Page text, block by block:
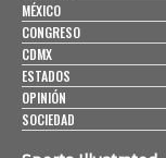
MÉXICO
CONGRESO
CDMX
ESTADOS
OPINIÓN
SOCIEDAD